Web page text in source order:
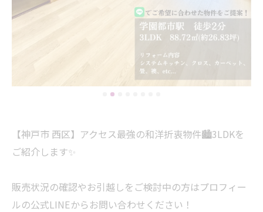
【神戸市 西区】アクセス最強の和洋折衷物件🏙️3LDKを
ご紹介します✨
販売状況の確認やお引越しをご検討中の方はプロフィー
ルの公式LINEからお問い合わせください！